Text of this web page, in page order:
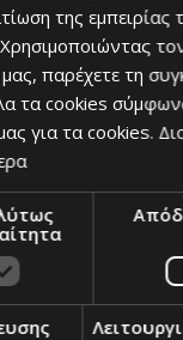
αναζητώντας
της εμπειρίας
παρέχετε τη
τα cookies
για τα cookies.